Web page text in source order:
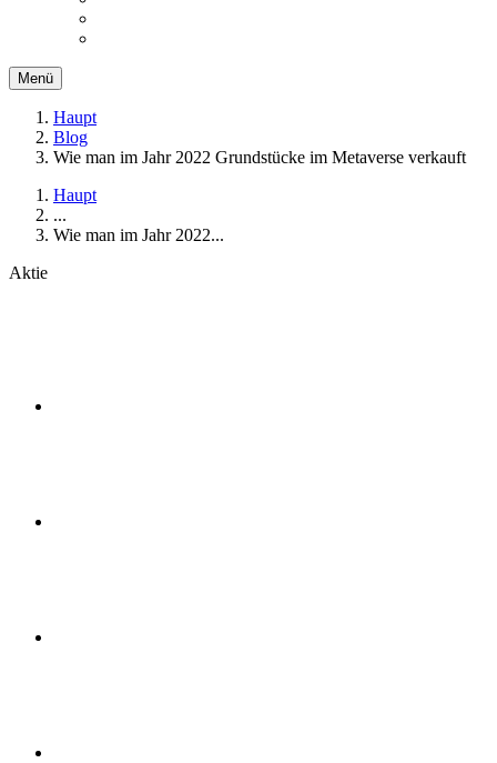
Menü
Haupt
Blog
Wie man im Jahr 2022 Grundstücke im Metaverse verkauft
Haupt
...
Wie man im Jahr 2022...
Aktie